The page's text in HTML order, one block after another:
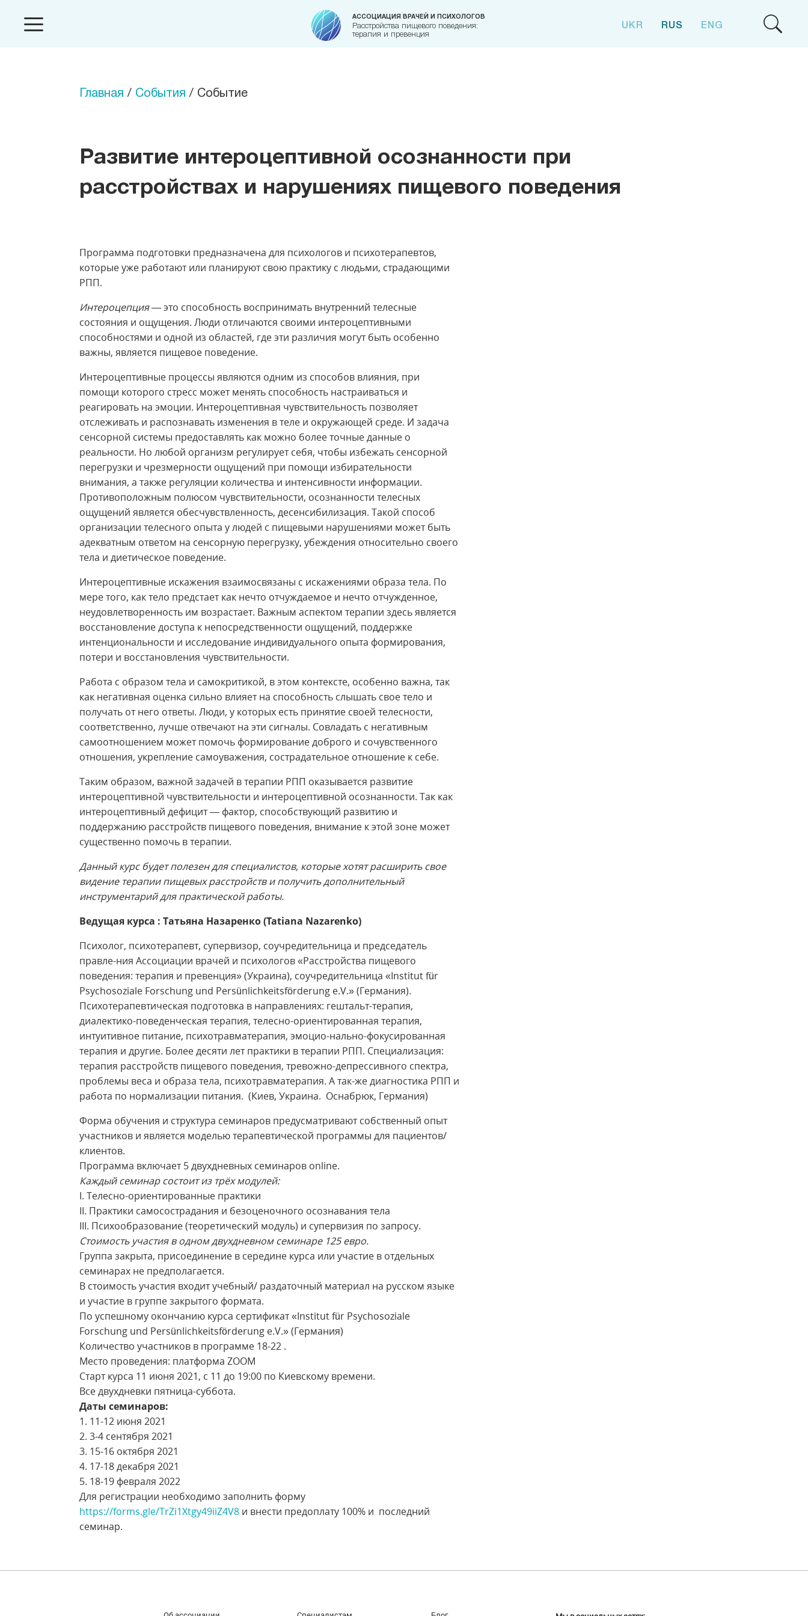
АССОЦИАЦИЯ ВРАЧЕЙ И ПСИХОЛОГОВ
Расстройства пищевого поведения:
терапия и превенция
UKR RUS ENG
Главная / События / Событие
Развитие интероцептивной осознанности при
расстройствах и нарушениях пищевого поведения
Программа подготовки предназначена для психологов и психотерапевтов,
которые уже работают или планируют свою практику с людьми, страдающими
РПП.
Интероцепция— это способность воспринимать внутренний телесные
состояния и ощущения. Люди отличаются своими интероцептивными
способностями и одной из областей, где эти различия могут быть особенно
важны, является пищевое поведение.
Интероцептивные процессы являются одним из способов влияния, при
помощи которого стресс может менять способность настраиваться и
реагировать на эмоции. Интероцептивная чувствительность позволяет
отслеживать и распознавать изменения в теле и окружающей среде. И задача
сенсорной системы предоставлять как можно более точные данные о
реальности. Но любой организм регулирует себя, чтобы избежать сенсорной
перегрузки и чрезмерности ощущений при помощи избирательности
внимания, а также регуляции количества и интенсивности информации.
Противоположным полюсом чувствительности, осознанности телесных
ощущений является обесчувствленность, десенсибилизация. Такой способ
организации телесного опыта у людей с пищевыми нарушениями может быть
адекватным ответом на сенсорную перегрузку, убеждения относительно своего
тела и диетическое поведение.
Интероцептивные искажения взаимосвязаны с искажениями образа тела. По
мере того, как тело предстает как нечто отчуждаемое и нечто отчужденное,
неудовлетворенность им возрастает. Важным аспектом терапии здесь является
восстановление доступа к непосредственности ощущений, поддержке
интенциональности и исследование индивидуального опыта формирования,
потери и восстановления чувствительности.
Работа с образом тела и самокритикой, в этом контексте, особенно важна, так
как негативная оценка сильно влияет на способность слышать свое тело и
получать от него ответы. Люди, у которых есть принятие своей телесности,
соответственно, лучше отвечают на эти сигналы. Совладать с негативным
самоотношением может помочь формирование доброго и сочувственного
отношения, укрепление самоуважения, сострадательное отношение к себе.
Таким образом, важной задачей в терапии РПП оказывается развитие
интероцептивной чувствительности и интероцептивной осознанности. Так как
интероцептивный дефицит — фактор, способствующий развитию и
поддержанию расстройств пищевого поведения, внимание к этой зоне может
существенно помочь в терапии.
Данный курс будет полезен для специалистов, которые хотят расширить свое
видение терапии пищевых расстройств и получить дополнительный
инструментарий для практической работы.
Ведущая курса : Татьяна Назаренко (Tatiana Nazarenko)
Психолог, психотерапевт, супервизор, соучредительница и председатель
правле-ния Ассоциации врачей и психологов «Расстройства пищевого
поведения: терапия и превенция» (Украина), соучредительница «Institut für
Psychosoziale Forschung und Persünlichkeitsförderung e.V.» (Германия).
Психотерапевтическая подготовка в направлениях: гештальт-терапия,
диалектико-поведенческая терапия, телесно-ориентированная терапия,
интуитивное питание, психотравматерапия, эмоцио-нально-фокусированная
терапия и другие. Более десяти лет практики в терапии РПП. Специализация:
терапия расстройств пищевого поведения, тревожно-депрессивного спектра,
проблемы веса и образа тела, психотравматерапия. А так-же диагностика РПП и
работа по нормализации питания. (Киев, Украина. Оснабрюк, Германия)
Форма обучения и структура семинаров предусматривают собственный опыт
участников и является моделью терапевтической программы для пациентов/
клиентов.
Программа включает 5 двухдневных семинаров online.
Каждый семинар состоит из трёх модулей:
I. Телесно-ориентированные практики
II. Практики самосострадания и безоценочного осознавания тела
III. Психообразование (теоретический модуль) и супервизия по запросу.
Стоимость участия в одном двухдневном семинаре 125 евро.
Группа закрыта, присоединение в середине курса или участие в отдельных
семинарах не предполагается.
В стоимость участия входит учебный/ раздаточный материал на русском языке
и участие в группе закрытого формата.
По успешному окончанию курса сертификат «Institut für Psychosoziale
Forschung und Persünlichkeitsförderung e.V.» (Германия)
Количество участников в программе 18-22 .
Место проведения: платформа ZOOM
Старт курса 11 июня 2021, с 11 до 19:00 по Киевскому времени.
Все двухдневки пятница-суббота.
Даты семинаров:
1. 11-12 июня 2021
2. 3-4 сентября 2021
3. 15-16 октября 2021
4. 17-18 декабря 2021
5. 18-19 февраля 2022
Для регистрации необходимо заполнить форму
https://forms.gle/TrZi1Xtgy49iiZ4V8 и внести предоплату 100% и последний
семинар.